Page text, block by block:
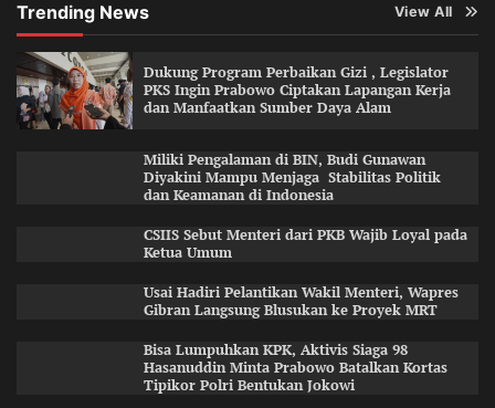
Trending News View All
Dukung Program Perbaikan Gizi , Legislator
PKS Ingin Prabowo Ciptakan Lapangan Kerja
dan Manfaatkan Sumber Daya Alam
Miliki Pengalaman di BIN, Budi Gunawan
Diyakini Mampu Menjaga Stabilitas Politik
dan Keamanan di Indonesia
CSIIS Sebut Menteri dari PKB Wajib Loyal pada
Ketua Umum
Usai Hadiri Pelantikan Wakil Menteri, Wapres
Gibran Langsung Blusukan ke Proyek MRT
Bisa Lumpuhkan KPK, Aktivis Siaga 98
Hasanuddin Minta Prabowo Batalkan Kortas
Tipikor Polri Bentukan Jokowi